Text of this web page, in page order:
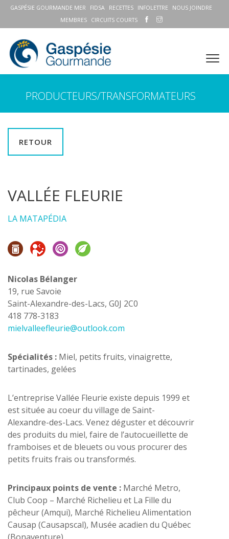
GASPÉSIE GOURMANDE MER FIDSA RECETTES INFOLETTRE
NOUS JOINDRE
MEMBRES
CIRCUITS COURTS
PRODUCTEURS/TRANSFORMATEURS
RETOUR
VALLÉE FLEURIE
LA MATAPÉDIA
Nicolas Bélanger
19, rue Savoie
Saint-Alexandre-des-Lacs, G0J 2C0
418 778-3183
mielvalleefleurie@outlook.com
Spécialités : Miel, petits fruits, vinaigrette,
tartinades, gelées
L’entreprise Vallée Fleurie existe depuis 1999 et
est située au coeur du village de Saint-
Alexandre-des-Lacs. Venez déguster et découvrir
des produits du miel, faire de l’autocueillette de
framboises et de bleuets ou vous procurer des
petits fruits frais ou transformés.
Principaux points de vente : Marché Metro,
Club Coop – Marché Richelieu et La Fille du
pêcheur (Amqui), Marché Richelieu Alimentation
Causap (Causapscal), Musée acadien du Québec